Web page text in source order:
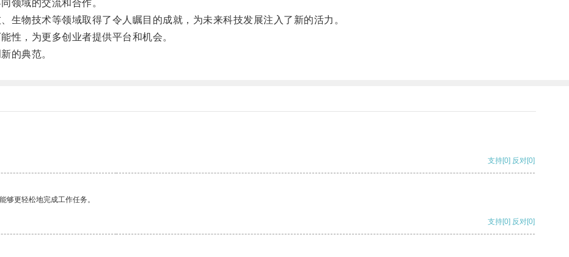
域的交流和合作。
物技术等领域取得了令人瞩目的成就，为未来科技发展注入了新的活力。
，为更多创业者提供平台和机会。
的典范。
支持[0] 反对[0]
够更轻松地完成工作任务。
支持[0] 反对[0]